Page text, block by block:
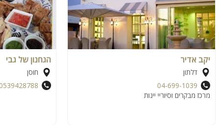
יקב אדיר
דלתון
04-699-1039
מרכז מבקרים וסיוריי יינות
הגחנון של גבי
חוסן